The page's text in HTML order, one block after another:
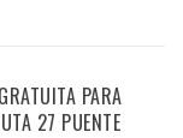
PARA
27 PUENTE